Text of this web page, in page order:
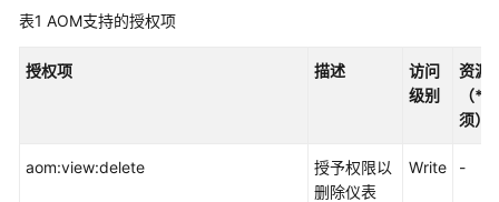
授
项
和
表1 AOM支持的授权项
授权项 描述
访问
级别
资源
（*
须）
aom:view:delete
授予权限以
删除仪表
Write -